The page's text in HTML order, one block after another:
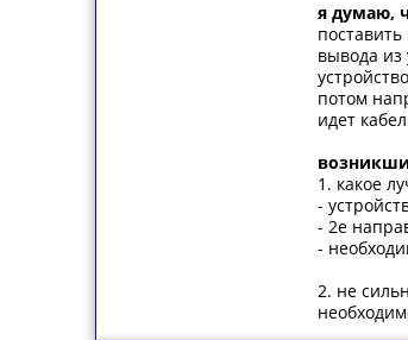
я думаю,
вывода из
потом
идет
1. какое
-
- 2е
-
2. не